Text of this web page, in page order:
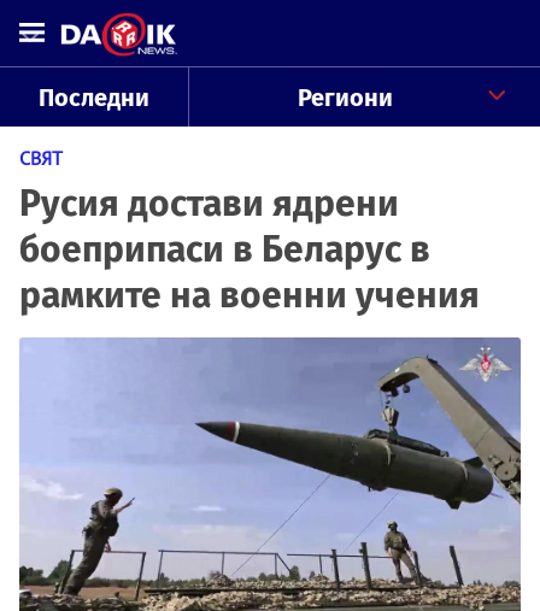
Последни Региони
СВЯТ
Русия достави ядрени
боеприпаси в Беларус в
рамките на военни учения